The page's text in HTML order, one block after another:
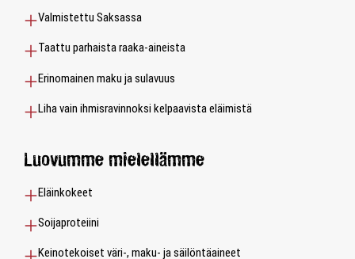
Valmistettu Saksassa
Taattu parhaista raaka-aineista
Erinomainen maku ja sulavuus
Liha vain ihmisravinnoksi kelpaavista eläimistä
Luovumme mielellämme
Eläinkokeet
Soijaproteiini
Keinotekoiset väri-, maku- ja säilöntäaineet